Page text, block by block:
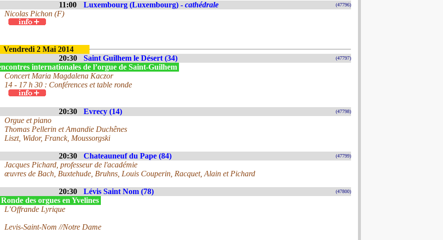
11:00 Luxembourg (Luxembourg) - cathédrale (47796)
Nicolas Pichon (F)
Vendredi 2 Mai 2014
20:30
Saint Guilhem le Désert (34) (47797)
internationales de l’orgue de Saint-Guilhem
Concert Maria Magdalena Kaczor
14 - 17 h 30 : Conférences et table ronde
20:30 Evrecy (14) (47798)
Orgue et piano
Thomas Pellerin et Amandie Duchênes
Liszt, Widor, Franck, Moussorgski
20:30 Chateauneuf du Pape (84) (47799)
Jacques Pichard, professeur de l'académie
œuvres de Bach, Buxtehude, Bruhns, Louis Couperin, Racquet, Alain et Pichard
20:30 Lévis Saint Nom (78) (47800)
des orgues en Yvelines
L’Offrande Lyrique
Levis-Saint-Nom //Notre Dame